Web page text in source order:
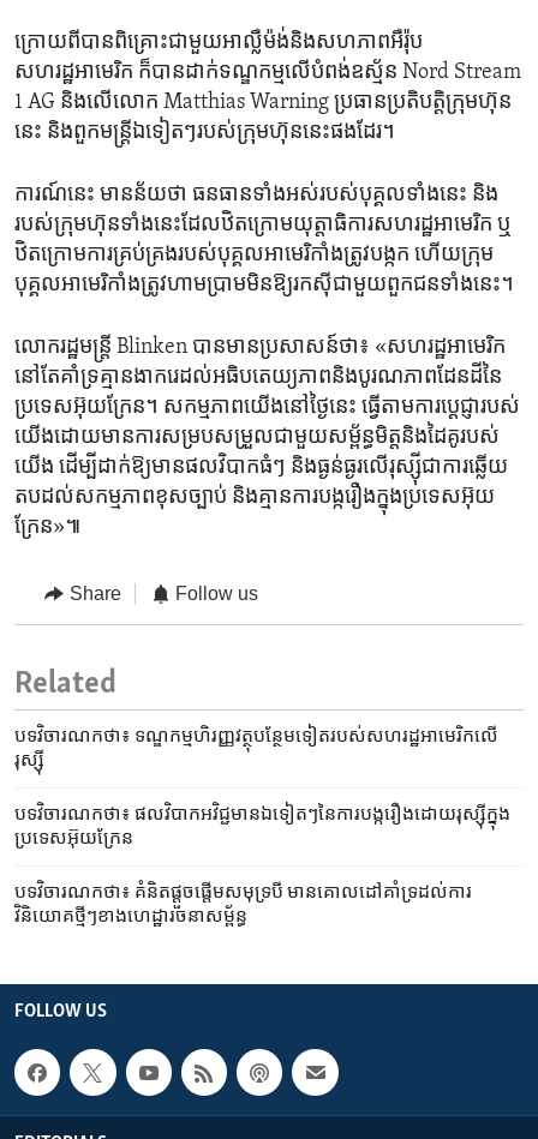
ក្រោយ​ពី​បាន​ពិគ្រោះ​ជា​មួយ​អាល្លឺម៉ង់​និង​សហភាព​អឺរ៉ុប​
សហរដ្ឋអាមេរិក ក៏​បានដាក់ទណ្ឌកម្ម​លើ​បំពង់ឧស្ម័ន Nord Stream
1 AG និងលើលោក Matthias Warning ប្រធាន​ប្រតិបត្តិក្រុម​ហ៊ុន​
នេះ​ និង​ពួក​មន្ត្រី​ឯ​ទៀតៗ​របស់ក្រុមហ៊ុន​នេះផងដែរ។
ការ​ណ៍​នេះ មាន​ន័យ​ថា ​ធនធាន​ទាំង​អស់​របស់​បុគ្គល​ទាំង​នេះ​ និង​
របស់ក្រុម​ហ៊ុន​ទាំង​នេះដែល​ឋិត​ក្រោម​យុត្តាធិការ​សហរដ្ឋអាមេរិក ឬ​
ឋិត​ក្រោមការ​គ្រប់គ្រង​របស់​បុគ្គលអាមេរិកាំង​ត្រូវ​បង្កក​ ហើយក្រុម​
បុគ្គល​អាមេរិកាំង​ត្រូវ​ហាមប្រាម​មិន​ឱ្យ​រក​ស៊ីជា​មួយពួក​ជន​ទាំង​នេះ​។​
លោករដ្ឋមន្ត្រី Blinken បានមានប្រសាសន៍​ថា៖ «សហរដ្ឋអាមេរិក
នៅ​តែ​គាំទ្រ​គ្មាន​ងាក​រេ​ដល់​អធិបតេយ្យ​ភាព​និងបូរណភាព​ដែន​ដី​នៃ
ប្រទេស​អ៊ុយក្រែន​។ ​សកម្មភាពយើងនៅ​ថ្ងៃ​នេះ ធ្វើតាម​ការ​ប្តេជ្ញា​របស់
យើងដោយមាន​ការ​សម្របសម្រួលជា​មួយសម្ព័ន្ធមិត្តនិង​ដៃគូ​របស់
យើង​ ដើម្បី​ដាក់ឱ្យ​មានផលវិបាកធំៗ​ និង​ធ្ងន់ធ្ងរ​លើ​រុស្ស៊ីជាការឆ្លើយ​
តបដល់​សកម្មភាពខុស​ច្បាប់​ និង​គ្មាន​ការ​បង្ក​រឿងក្នុងប្រទេស​អ៊ុយ
ក្រែន»៕
Share Follow us
Related
បទវិចារណកថា៖ ទណ្ឌកម្ម​ហិរញ្ញវត្ថុ​បន្ថែម​ទៀត​របស់​សហរដ្ឋ​អាមេរិក​លើ​
រុស្ស៊ី
បទវិចារណកថា៖ ផលវិបាក​អវិជ្ជមាន​ឯទៀតៗ​នៃ​ការបង្ក​រឿង​ដោយ​រុស្ស៊ី​ក្នុង​
ប្រទេស​​​អ៊ុយក្រែន
បទវិចារណកថា៖ គំនិត​ផ្ដួចផ្ដើម​សមុទ្រ​បី មាន​គោលដៅ​គាំទ្រ​ដល់​ការ
វិនិយោគ​ថ្មីៗ​ខាង​ហេដ្ឋារចនាសម្ព័ន្ធ
FOLLOW US